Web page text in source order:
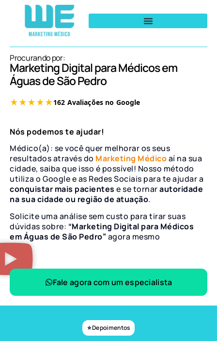
Procurando por:
Marketing Digital para Médicos em
Águas de São Pedro
Nós podemos te ajudar!
Médico(a): se você quer melhorar os seus
resultados através do Marketing Médicoaí na sua
cidade, saiba que isso é possível! Nosso método
utiliza o Google e as Redes Sociais para te ajudar a
conquistar mais pacientes e se tornarautoridade
na sua cidade ou região de atuação.
Solicite uma análise sem custo para tirar suas
dúvidas sobre: “Marketing Digital para Médicos
em Águas de São Pedro” agora mesmo
Fale agora com um especialista
⭐ Depoimentos